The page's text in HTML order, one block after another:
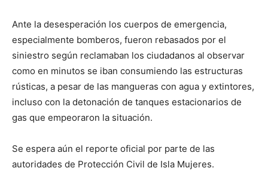
Ante la desesperación los cuerpos de emergencia,
especialmente bomberos, fueron rebasados por el
siniestro según reclamaban los ciudadanos al observar
como en minutos se iban consumiendo las estructuras
rústicas, a pesar de las mangueras con agua y extintores,
incluso con la detonación de tanques estacionarios de
gas que empeoraron la situación.
Se espera aún el reporte oficial por parte de las
autoridades de Protección Civil de Isla Mujeres.